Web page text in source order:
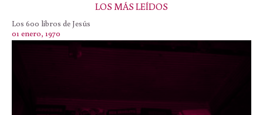
LOS MÁS LEÍDOS
Los 600 libros de Jesús
01 enero, 1970